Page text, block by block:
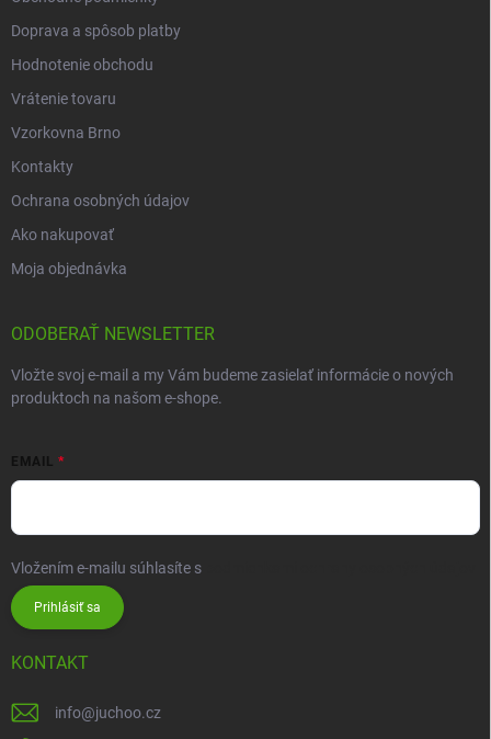
Doprava a spôsob platby
Hodnotenie obchodu
Vrátenie tovaru
Vzorkovna Brno
Kontakty
Ochrana osobných údajov
Ako nakupovať
Moja objednávka
ODOBERAŤ NEWSLETTER
Vložte svoj e-mail a my Vám budeme zasielať informácie o nových
produktoch na našom e-shope.
EMAIL
Vložením e-mailu súhlasíte s
Prihlásiť sa
KONTAKT
info@juchoo.cz